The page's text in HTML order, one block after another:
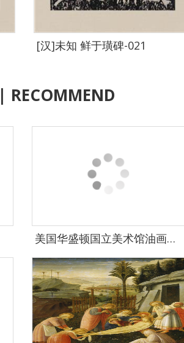
[汉]未知 鲜于璜碑-021
| RECOMMEND
美国华盛顿国立美术馆油画藏画-1452